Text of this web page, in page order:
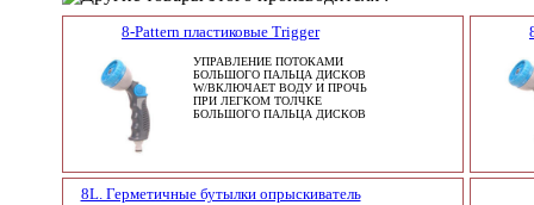
8-Pattern пластиковые Trigger
УПРАВЛЕНИЕ ПОТОКАМИ
БОЛЬШОГО ПАЛЬЦА ДИСКОВ
W/ВКЛЮЧАЕТ ВОДУ И ПРОЧЬ
ПРИ ЛЕГКОМ ТОЛЧКЕ
БОЛЬШОГО ПАЛЬЦА ДИСКОВ
8L. Герметичные бутылки опрыскиватель